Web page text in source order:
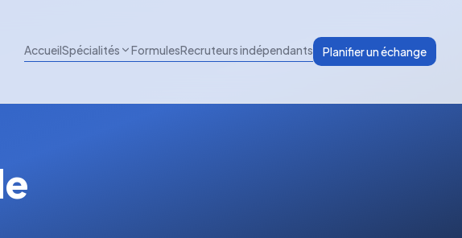
AccueilSpécialités FormulesRecruteurs indépendants Planifier un échange